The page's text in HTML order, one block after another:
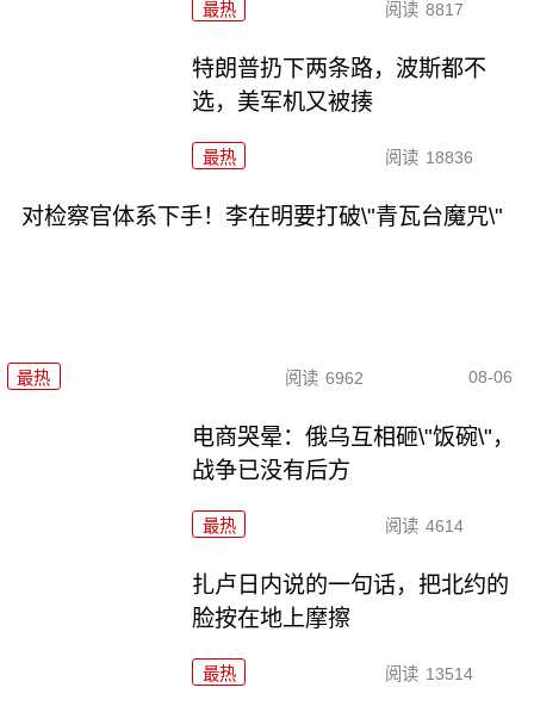
最热 阅读 8817
特朗普扔下两条路，波斯都不
选，美军机又被揍
最热 阅读 18836
对检察官体系下手！李在明要打破\"青瓦台魔咒\"
最热 阅读 6962 08-06
电商哭晕：俄乌互相砸\"饭碗\"，
战争已没有后方
最热 阅读 4614
扎卢日内说的一句话，把北约的
脸按在地上摩擦
最热 阅读 13514